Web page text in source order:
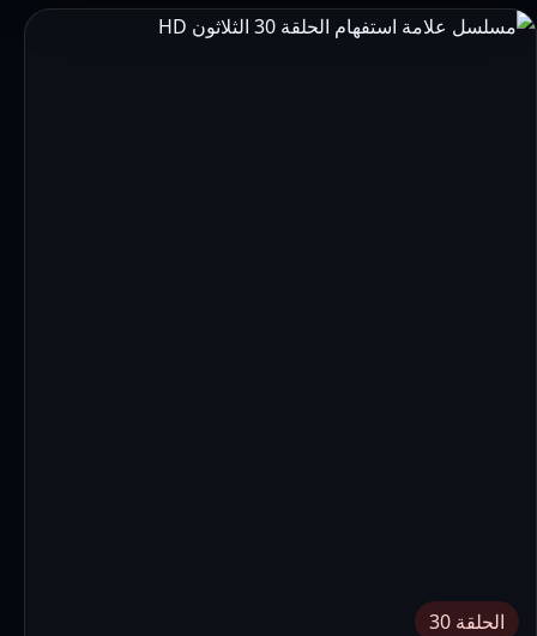
الحلقة 30